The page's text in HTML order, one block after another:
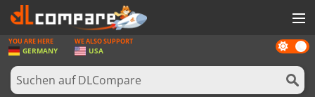
SPIELE
SPIEL KARTEN
Dark
mode
YOU ARE HERE
GERMANY
WE ALSO SUPPORT
USA